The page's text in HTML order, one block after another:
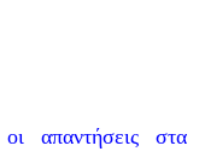
απαντήσεις στα